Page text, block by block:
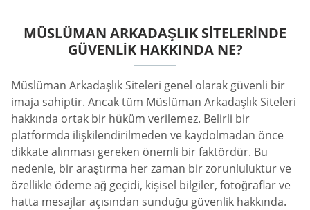
MÜSLÜMAN ARKADAŞLIK SITELERINDE
GÜVENLIK HAKKINDA NE?
Müslüman Arkadaşlık Siteleri genel olarak güvenli bir
imaja sahiptir. Ancak tüm Müslüman Arkadaşlık Siteleri
hakkında ortak bir hüküm verilemez. Belirli bir
platformda ilişkilendirilmeden ve kaydolmadan önce
dikkate alınması gereken önemli bir faktördür. Bu
nedenle, bir araştırma her zaman bir zorunluluktur ve
özellikle ödeme ağ geçidi, kişisel bilgiler, fotoğraflar ve
hatta mesajlar açısından sunduğu güvenlik hakkında.